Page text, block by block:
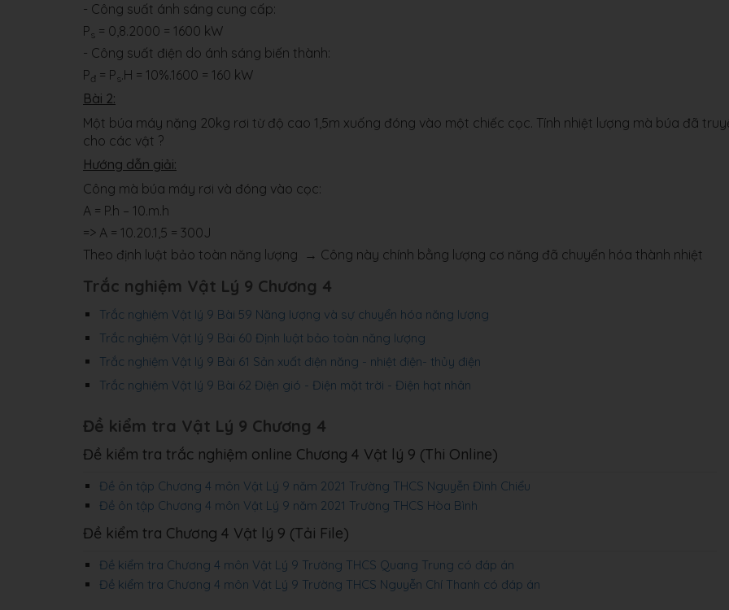
- Công suất ánh sáng cung cấp:
Ps = 0,8.2000 = 1600 kW
- Công suất điện do ánh sáng biến thành:
Pđ = Ps.H = 10%.1600 = 160 kW
Bài 2:
Một búa máy nặng 20kg rơi từ độ cao 1,5m xuống đóng vào một chiếc cọc. Tính nhiệt lượng mà búa đã
cho các vật ?
Hướng dẫn giải:
Công mà búa máy rơi và đóng vào cọc:
A = P.h – 10.m.h
=> A = 10.20.1,5 = 300J
Theo định luật bảo toàn năng lượng → Công này chính bằng lượng cơ năng đã chuyển hóa thành nhiệt
Trắc nghiệm Vật Lý 9 Chương 4
Trắc nghiệm Vật lý 9 Bài 59 Năng lượng và sự chuyển hóa năng lượng
Trắc nghiệm Vật lý 9 Bài 60 Định luật bảo toàn năng lượng
Trắc nghiệm Vật lý 9 Bài 61 Sản xuất điện năng - nhiệt điện- thủy điện
Trắc nghiệm Vật lý 9 Bài 62 Điện gió - Điện mặt trời - Điện hạt nhân
Đề kiểm tra Vật Lý 9 Chương 4
Đề kiểm tra trắc nghiệm online Chương 4 Vật lý 9 (Thi Online)
Đề ôn tập Chương 4 môn Vật Lý 9 năm 2021 Trường THCS Nguyễn Đình Chiểu
Đề ôn tập Chương 4 môn Vật Lý 9 năm 2021 Trường THCS Hòa Bình
Đề kiểm tra Chương 4 Vật lý 9 (Tải File)
Đề kiểm tra Chương 4 môn Vật Lý 9 Trường THCS Quang Trung có đáp án
Đề kiểm tra Chương 4 môn Vật Lý 9 Trường THCS Nguyễn Chí Thanh có đáp án